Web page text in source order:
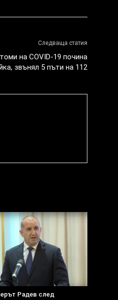
Следваща статия
на COVID-19 почина
звънял 5 пъти на 112
Радев след